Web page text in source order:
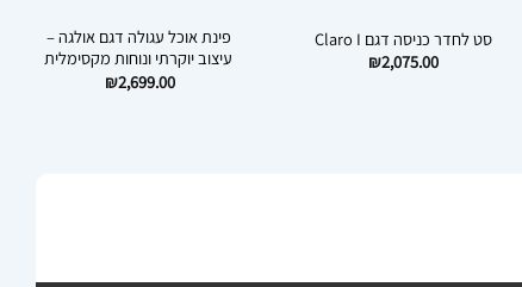
סט לחדר כניסה דגם Claro I
₪2,075.00
פינת אוכל עגולה דגם אולגה –
עיצוב יוקרתי ונוחות מקסימלית
₪2,699.00